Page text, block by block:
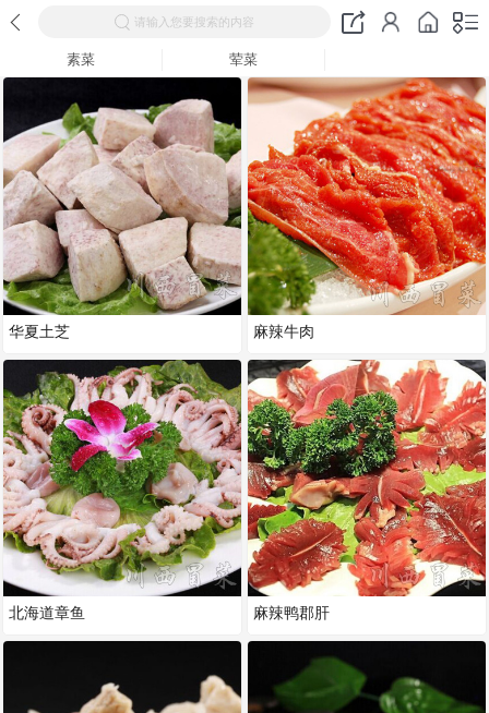
请输入您要搜索的内容
素菜 荤菜
华夏土芝
北海道章鱼
麻辣牛肉
麻辣鸭郡肝